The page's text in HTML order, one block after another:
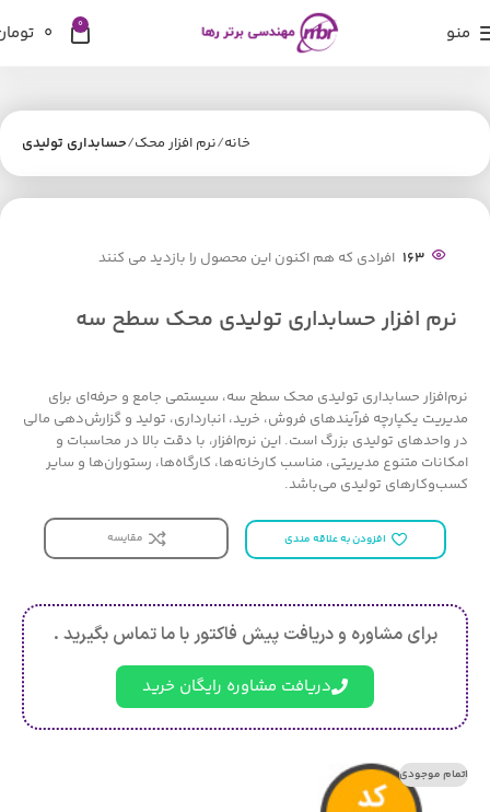
منو 0
0
خانه نرم افزار محک حسابداری تولیدی
163 افرادی که هم اکنون این محصول را بازدید می کنند
نرم افزار حسابداری تولیدی محک سطح سه
نرم‌افزار حسابداری تولیدی محک سطح سه، سیستمی جامع و حرفه‌ای برای
مدیریت یکپارچه فرآیندهای فروش، خرید، انبارداری، تولید و گزارش‌دهی مالی
در واحدهای تولیدی بزرگ است. این نرم‌افزار، با دقت بالا در محاسبات و
امکانات متنوع مدیریتی، مناسب کارخانه‌ها، کارگاه‌ها، رستوران‌ها و سایر
کسب‌وکارهای تولیدی می‌باشد.
افزودن به علاقه مندی مقایسه
برای مشاوره و دریافت پیش فاکتور با ما تماس بگیرید .
دریافت مشاوره رایگان خرید
اتمام موجودی